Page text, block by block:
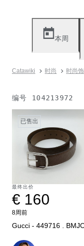
本周
Catawiki 时尚 时尚
编号 104213972
已售出
最终出价
€ 160
8周前
Gucci - 449716 .